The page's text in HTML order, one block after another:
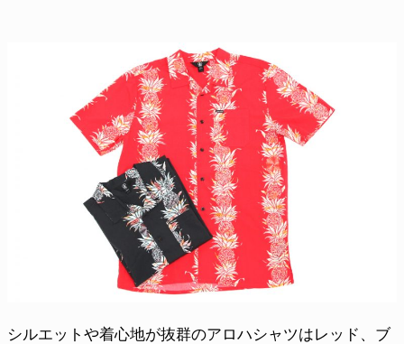
シルエットや着心地が抜群のアロハシャツはレッド、ブ